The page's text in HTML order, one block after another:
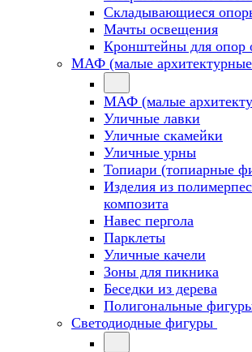
Cкладывающиеся
Мачты освещения
Кронштейны для опор
МАФ (малые
МАФ (малые
Уличные лавки
Уличные скамейки
Уличные урны
Топиари (топиарные
Изделия из
композита
Навес пергола
Парклеты
Уличные качели
Зоны для пикника
Беседки из дерева
Полигональные
Светодиодные фигуры